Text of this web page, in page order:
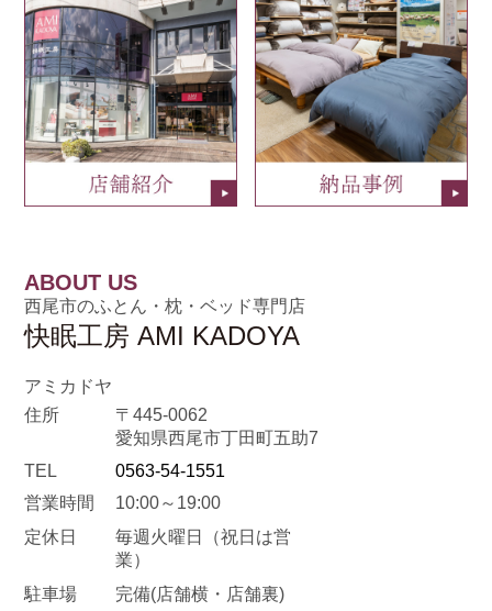
ABOUT US
西尾市のふとん・枕・ベッド専門店
快眠工房 AMI KADOYA
アミカドヤ
住所
〒445-0062
愛知県西尾市丁田町五助7
TEL
0563-54-1551
営業時間
10:00～19:00
定休日
毎週火曜日
（祝日は営
業）
駐車場
完備(店舗横・店舗裏)